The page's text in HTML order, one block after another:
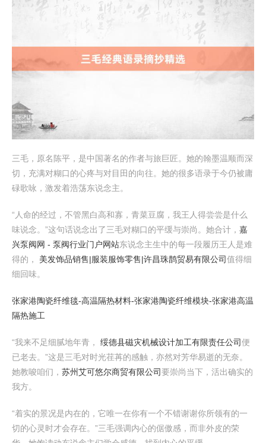
三毛，原名陈平，是中国著名的作者与旅巨匠。她的翰墨温顺而深
切，充满对糊口的心疼与对目田的向往。她的很多语录于今仍被庸
碌歌咏，激发着浩荡东说念主。
“人命的经过，不管黑白高和寡，青菜豆腐，我王人得尝尝是什么
味说念。”这句话说念出了三毛对糊口的平缓与崇尚。她合计， 嘉
兴泵阀网 - 泵阀行业门户网站东说念主生中的每一段履历王人是难
得的， 美发饰品销售|服装服饰零售|许昌珠鹊贸易有限公司值得细
细回味。
张家港陶瓷纤维毯-高温隔热材料-张家港陶瓷纤维模块-张家港高温
隔热施工
“我来不足细腻地年青， 绥德县磁灾机械设计加工有限责任公司便
已老去。”这是三毛对时光荏苒的感触，亦然对芳华易逝的无奈。
她教唆咱们， 苏州艾可悠尔商贸有限公司要崇尚当下，活出确实的
我方。
“着实的景况是内在的，它唯一在你有一个不错谢谢你所领有的一
切的心灵时才会存在。”三毛强调内心的倨傲感，而非外皮的荣